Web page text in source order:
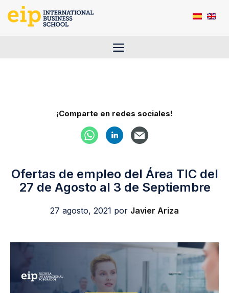
Saltar
Menú
¡Comparte en redes sociales!
Ofertas de empleo del Área TIC del
27 de Agosto al 3 de Septiembre
27 agosto, 2021 por Javier Ariza